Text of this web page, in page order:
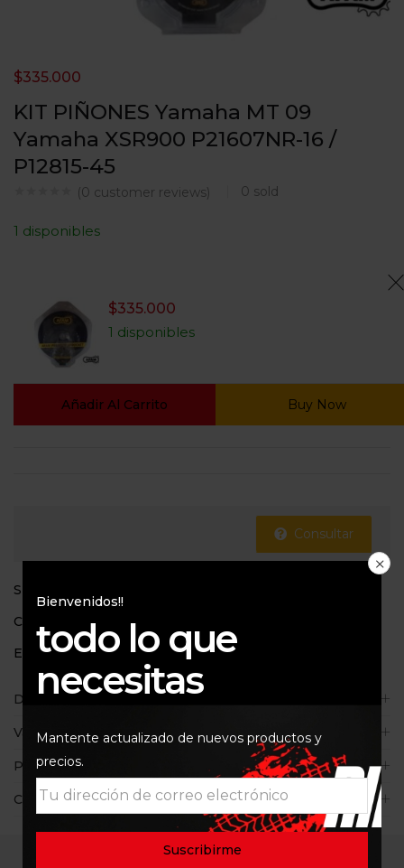
KIT PIÑONES Yamaha MT 09
Yamaha XSR900 P21607NR-16 /
P12815-45
(0 customer reviews) 0 sold
$335.000
1 disponibles
$335.000
1 disponibles
Añadir Al Carrito Buy Now
Consultar
SKU:
Categoría:
Kit de arrastre
Etiquetas: AFAM ,MT09 ,YAMAHA
Descripción
Valoraciones (0)
Políticas de la tienda
Consultas
Bienvenidos!!
todo lo que
necesitas
Mantente actualizado de nuevos productos y
precios.